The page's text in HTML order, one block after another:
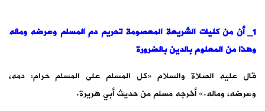
1_ أن من كليات الشريعة المعصومة تحريم دم المسلم وعرضه وماله
وهذا من المعلوم بالدين بالضرورة
قال عليه الصلاة والسلام «‌كل ‌المسلم ‌على ‌المسلم حرام: دمه،
وعرضه، وماله.» أخرجه مسلم من حديث أبي هريرة.